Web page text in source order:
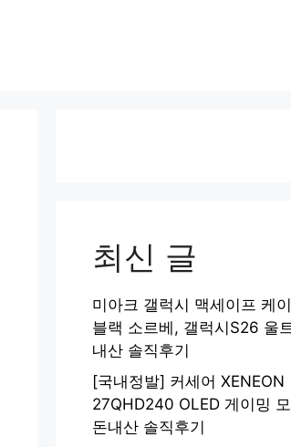
최신 글
미아크 갤럭시 맥세이프 케
블랙 소르베, 갤럭시S26 울
내산 솔직후기
[국내정발] 커세어 XENEON
27QHD240 OLED 게이밍
돈내산 솔직후기